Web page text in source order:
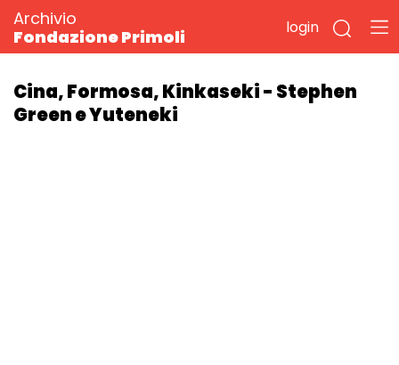
Archivio
Fondazione Primoli
login
Cina, Formosa, Kinkaseki - Stephen
Green e Yuteneki